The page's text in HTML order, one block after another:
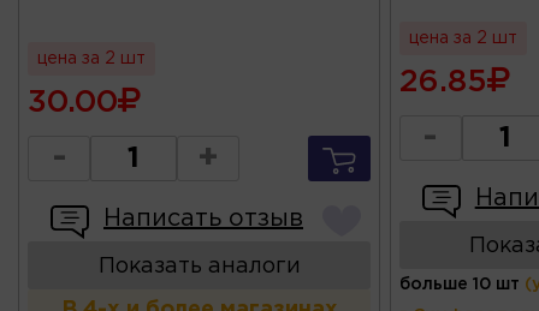
цена за 2 шт
30.00
- +
Написать отзыв
Показать аналоги
цена за 2 шт
26.85
-
больше 10 шт